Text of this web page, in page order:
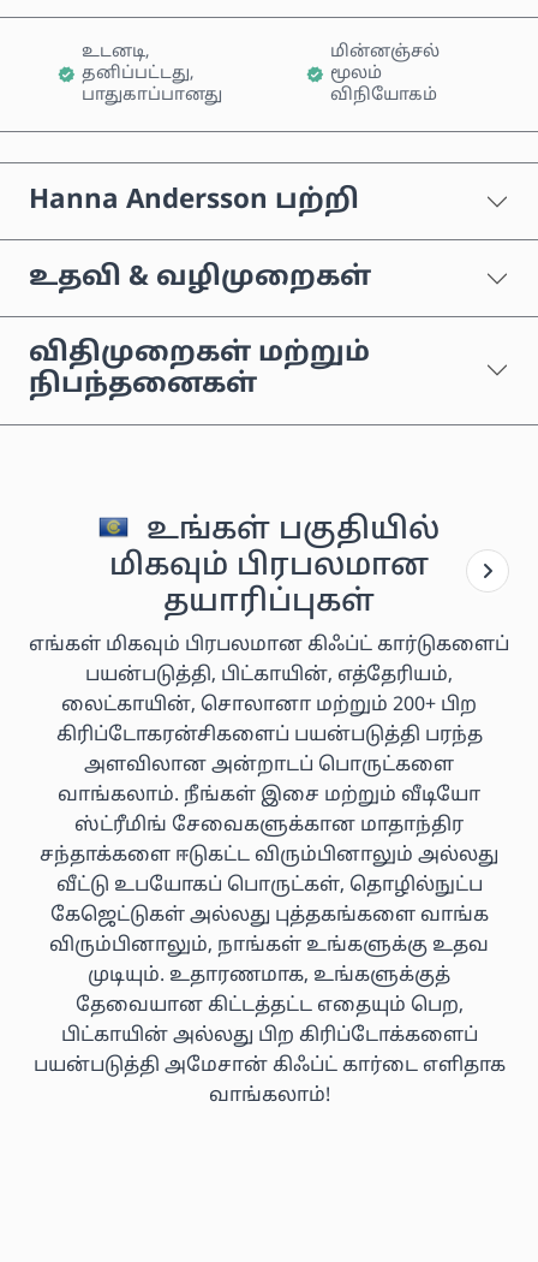
உடனடி,
தனிப்பட்டது,
பாதுகாப்பானது
மின்னஞ்சல்
மூலம்
விநியோகம்
Hanna Andersson பற்றி
உதவி & வழிமுறைகள்
விதிமுறைகள் மற்றும்
நிபந்தனைகள்
உங்கள் பகுதியில்
மிகவும் பிரபலமான
தயாரிப்புகள்
எங்கள் மிகவும் பிரபலமான கிஃப்ட் கார்டுகளைப்
பயன்படுத்தி, பிட்காயின், எத்தேரியம்,
லைட்காயின், சொலானா மற்றும் 200+ பிற
கிரிப்டோகரன்சிகளைப் பயன்படுத்தி பரந்த
அளவிலான அன்றாடப் பொருட்களை
வாங்கலாம். நீங்கள் இசை மற்றும் வீடியோ
ஸ்ட்ரீமிங் சேவைகளுக்கான மாதாந்திர
சந்தாக்களை ஈடுகட்ட விரும்பினாலும் அல்லது
வீட்டு உபயோகப் பொருட்கள், தொழில்நுட்ப
கேஜெட்டுகள் அல்லது புத்தகங்களை வாங்க
விரும்பினாலும், நாங்கள் உங்களுக்கு உதவ
முடியும். உதாரணமாக, உங்களுக்குத்
தேவையான கிட்டத்தட்ட எதையும் பெற,
பிட்காயின் அல்லது பிற கிரிப்டோக்களைப்
பயன்படுத்தி அமேசான் கிஃப்ட் கார்டை எளிதாக
வாங்கலாம்!